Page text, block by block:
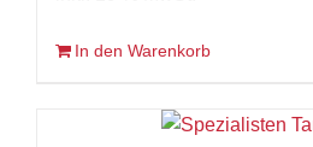
In den Warenkorb